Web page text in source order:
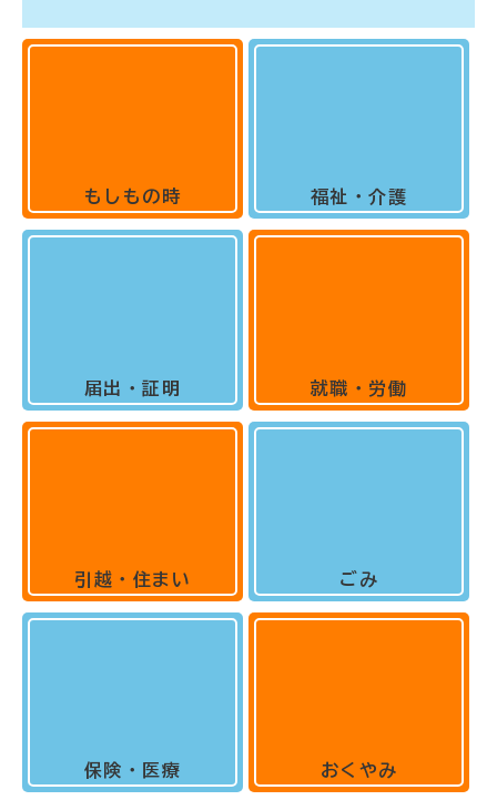
もしもの時
届出・証明
引越・住まい
保険・医療
福祉・介護
就職・労働
ごみ
おくやみ